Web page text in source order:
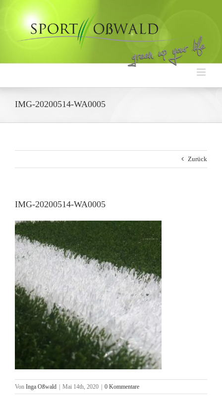
IMG-20200514-WA0005
Zurück
IMG-20200514-WA0005
Von Inga Oßwald Mai 14th, 2020 0 Kommentare